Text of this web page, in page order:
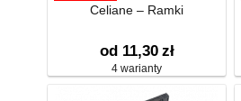
Celiane – Ramki
od 11,30 zł
4 warianty